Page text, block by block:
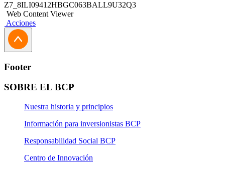
Z7_8ILI09412HBGC063BALL9U32Q3
Web Content Viewer
Acciones
Footer
SOBRE EL BCP
Nuestra historia y principios
Información para inversionistas BCP
Responsabilidad Social BCP
Centro de Innovación